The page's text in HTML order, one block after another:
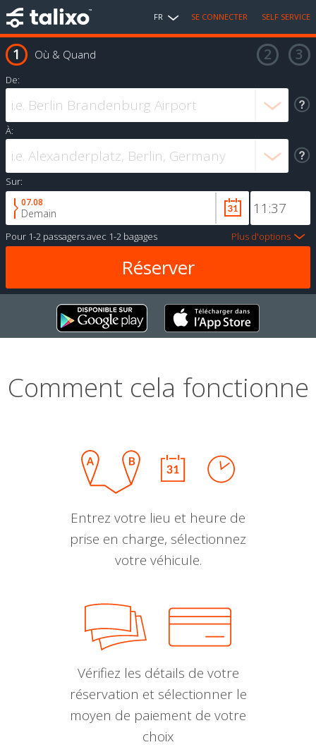
FR SE CONNECTER SELF SERVICE
Où & Quand
De:
À:
Sur:
07.08
Demain
Pour 1-2 passagersavec 1-2 bagages Plus d'options
Comment cela fonctionne
Entrez votre lieu et heure de
prise en charge, sélectionnez
votre véhicule.
Vérifiez les détails de votre
réservation et sélectionner le
moyen de paiement de votre
choix